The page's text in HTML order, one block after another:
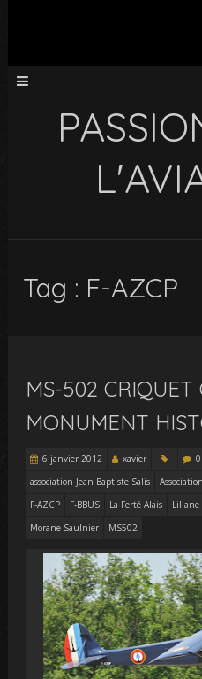
Tag : F-AZCP
MS-502 CRIQUET
MONUMENT
6 janvier 2012 xavier
association Jean Baptiste Salis
F-AZCP
F-BBUS La Ferté Alais Liliane
Morane-Saulnier
MS502